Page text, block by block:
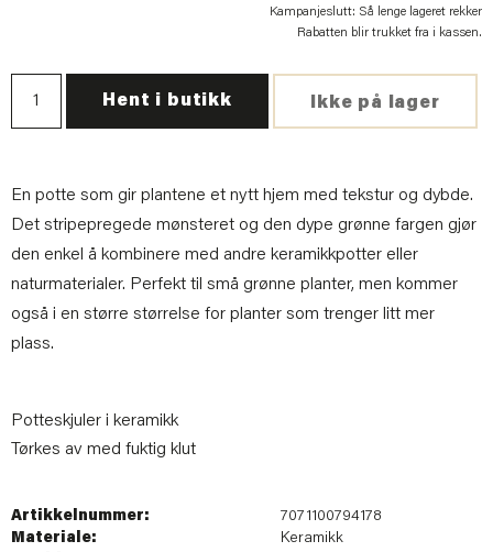
Kampanjeslutt: Så lenge lageret rekker
Rabatten blir trukket fra i kassen.
Ikke på lager
Hent i butikk
En potte som gir plantene et nytt hjem med tekstur og dybde.
Det stripepregede mønsteret og den dype grønne fargen gjør
den enkel å kombinere med andre keramikkpotter eller
naturmaterialer. Perfekt til små grønne planter, men kommer
også i en større størrelse for planter som trenger litt mer
plass.
Potteskjuler i keramikk
Tørkes av med fuktig klut
Artikkelnummer:
7071100794178
Materiale:
Keramikk